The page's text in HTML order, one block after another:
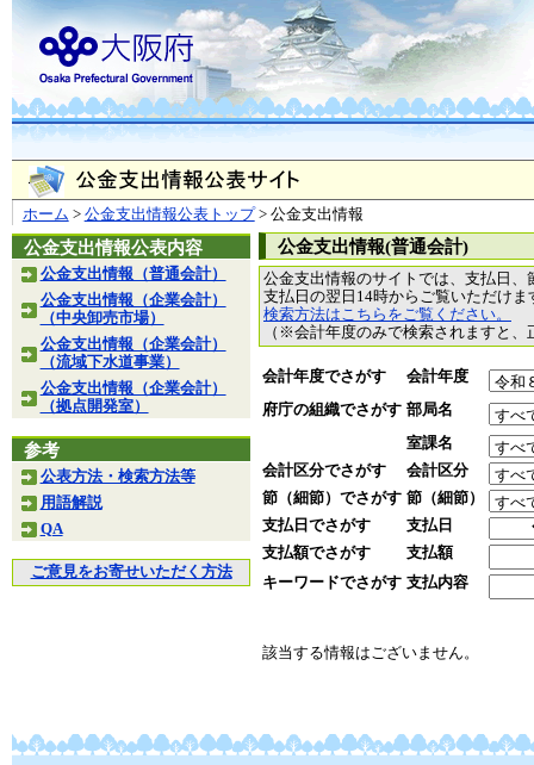
ホーム > 公金支出情報公表トップ> 公金支出情報
公金支出情報公表内容
公金支出情報（普通会計）
公金支出情報（企業会計）
（中央卸売市場）
公金支出情報（企業会計）
（流域下水道事業）
公金支出情報（企業会計）
（拠点開発室）
参考
公表方法・検索方法等
用語解説
QA
ご意見をお寄せいただく方法
公金支出情報(普通会計)
公金支出情報のサイトでは、支払日
支払日の翌日14時からご覧いただけ
検索方法はこちらをご覧ください。
（※会計年度のみで検索されますと
会計年度でさがす
会計年度
府庁の組織でさがす 部局名
室課名
会計区分でさがす
会計区分
節（細節）でさがす 節（細節）
支払日でさがす
支払日
支払額でさがす
支払額
キーワードでさがす 支払内容
該当する情報はございません。